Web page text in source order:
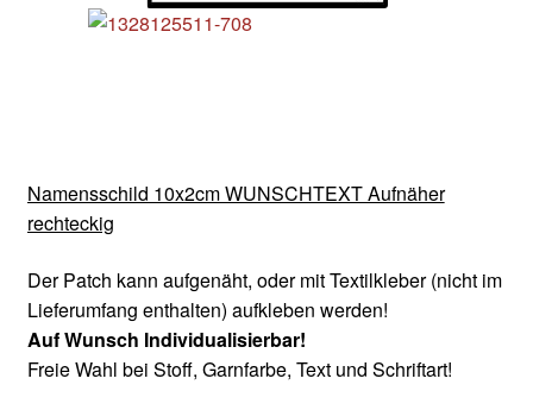
Namensschild 10x2cm WUNSCHTEXT Aufnäher
rechteckig
Der Patch kann aufgenäht, oder mit Textilkleber (nicht im
Lieferumfang enthalten) aufkleben werden!
Auf Wunsch Individualisierbar!
Freie Wahl bei Stoff, Garnfarbe, Text und Schriftart!